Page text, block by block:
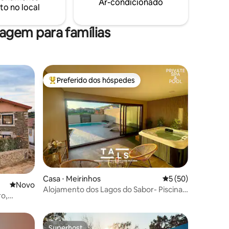
no local
Ar-condicionado
para famílias
Novo lugar para ficar
Novo
Entre os melhores preferidos dos hóspedes
Preferido dos hóspedes
Casa ⋅ Meirinhos 5 de uma
5 (50)
Alojamento dos Lagos do Sabor- Piscina